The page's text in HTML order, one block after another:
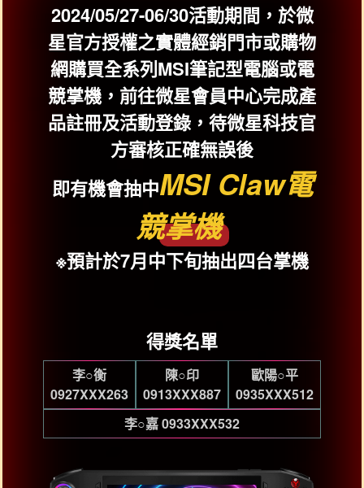
2024/05/27-06/30活動期間，於微
星官方授權之實體經銷門市或購物
網購買全系列MSI筆記型電腦或電
競掌機，前往微星會員中心完成產
品註冊及活動登錄，待微星科技官
方審核正確無誤後
即有機會抽中MSI Claw電
競掌機
※預計於7月中下旬抽出四台掌機
得獎名單
李○衡
0927XXX263
陳○印
0913XXX887
歐陽○平
0935XXX512
李○嘉 0933XXX532